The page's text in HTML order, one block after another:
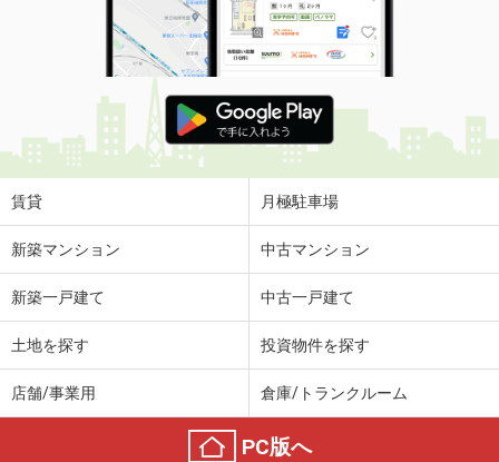
賃貸 月極駐車場
新築マンション 中古マンション
新築一戸建て 中古一戸建て
土地を探す 投資物件を探す
店舗/事業用 倉庫/トランクルーム
PC版へ